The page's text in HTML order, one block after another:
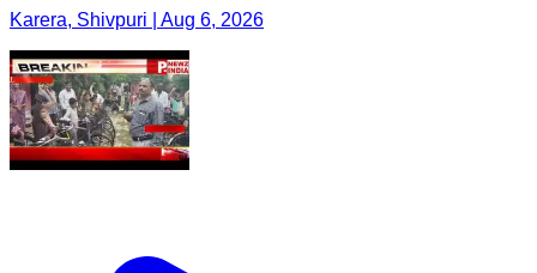
Karera, Shivpuri | Aug 6, 2026